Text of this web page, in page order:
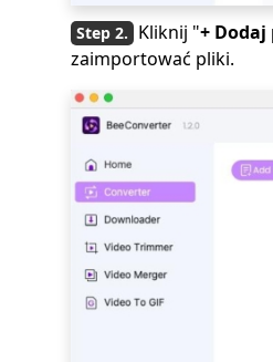
Kliknij "+
zaimportować pliki.